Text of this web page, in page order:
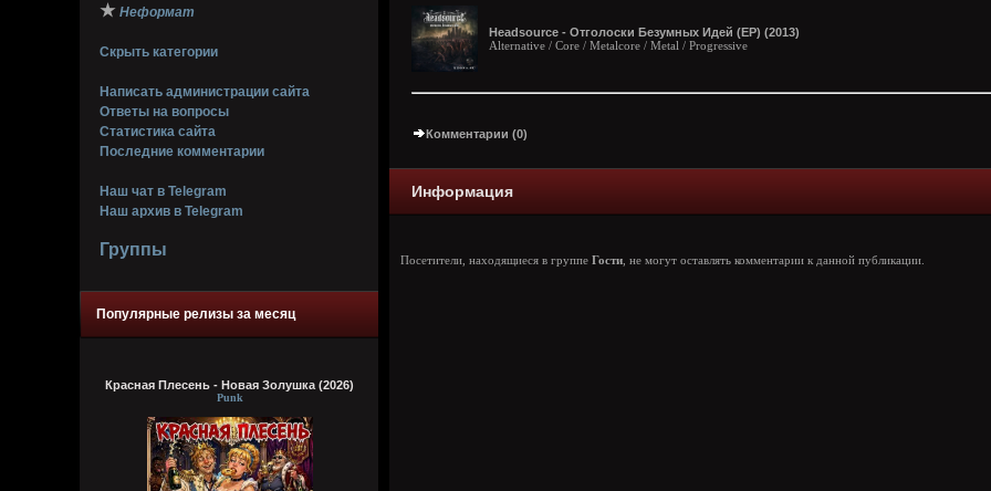
★ Неформат
Скрыть категории
Написать администрации сайта
Ответы на вопросы
Статистика сайта
Последние комментарии
Наш чат в Telegram
Наш архив в Telegram
Группы
Популярные релизы за месяц
Красная Плесень - Новая Золушка (2026)
Punk
Headsource - Отголоски Безумных Идей (EP) (2013)
Alternative / Core / Metalcore / Metal / Progressive
Комментарии (0)
Информация
Посетители, находящиеся в группе Гости , не могут оставлять комментарии к данной публикации.